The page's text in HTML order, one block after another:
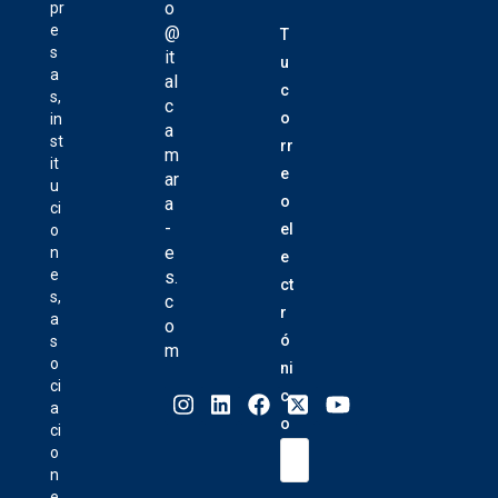
pr
e
s
a
s,
in
st
it
u
ci
o
n
e
s,
a
s
o
ci
a
ci
o
n
o
@
it
al
c
a
m
ar
a
-
e
s.
c
o
m
T
u
c
o
rr
e
o
el
e
ct
r
ó
ni
c
o